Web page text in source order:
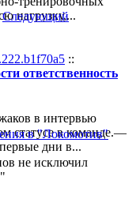
нагрузку,...
ответственность
в интервью
статусе в команде.—
дни в...
Следующий
::
не исключил